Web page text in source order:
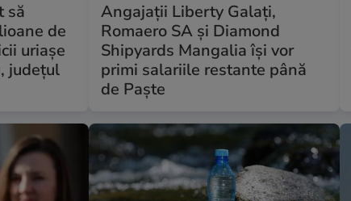
să
de
uriașe
judeţul
Angajații Liberty Galați,
Romaero SA și Diamond
Shipyards Mangalia își vor
primi salariile restante până
de Paște